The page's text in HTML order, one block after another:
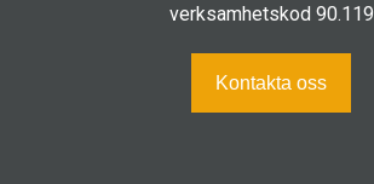
verksamhetskod 90.119
Kontakta oss